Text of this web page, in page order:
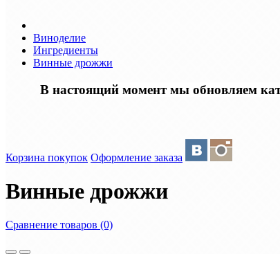
Виноделие
Ингредиенты
Винные дрожжи
В настоящий момент мы обновляем
Корзина покупок Оформление заказа
Винные дрожжи
Сравнение товаров (0)